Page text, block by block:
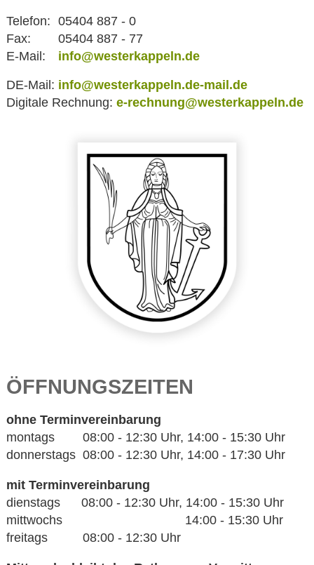
Telefon: 05404 887 - 0
Fax:
05404 887 - 77
E-Mail:
info@westerkappeln.de
DE-Mail: info@westerkappeln.de-mail.de
Digitale Rechnung: e-rechnung@westerkappeln.de
ÖFFNUNGSZEITEN
ohne Terminvereinbarung
montags 08:00 - 12:30 Uhr, 14:00 - 15:30 Uhr
donnerstags 08:00 - 12:30 Uhr, 14:00 - 17:30 Uhr
mit Terminvereinbarung
dienstags 08:00 - 12:30 Uhr, 14:00 - 15:30 Uhr
mittwochs 14:00 - 15:30 Uhr
freitags 08:00 - 12:30 Uhr